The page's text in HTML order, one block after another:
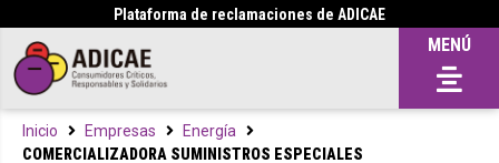
Plataforma de reclamaciones de ADICAE
MENÚ
Inicio Empresas
Energía
COMERCIALIZADORA SUMINISTROS ESPECIALES